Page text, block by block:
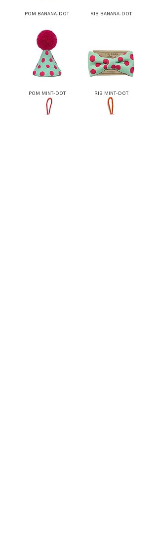
POM BANANA-DOT RIB BANANA-DOT
POM MINT-DOT RIB MINT-DOT